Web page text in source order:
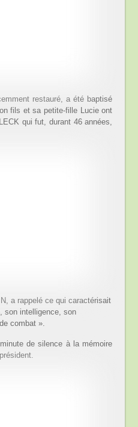
restauré, a été baptisé
fils et sa petite-fille Lucie ont
qui fut, durant 46 années,
a rappelé ce qui caractérisait
son intelligence, son
combat ».
de silence à la mémoire